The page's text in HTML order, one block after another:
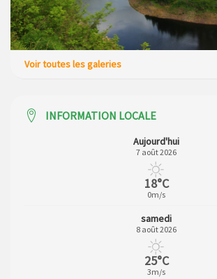
Voir toutes les galeries
INFORMATION LOCALE
Aujourd'hui
7 août 2026
18°C
0m/s
samedi
8 août 2026
25°C
3m/s